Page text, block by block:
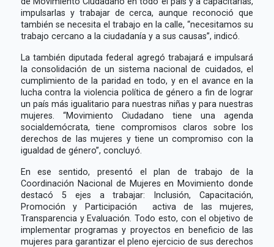
impulsarlas y trabajar de cerca, aunque reconoció que
también se necesita el trabajo en la calle, “necesitamos su
trabajo cercano a la ciudadanía y a sus causas”, indicó.
La también diputada federal agregó trabajará e impulsará
la consolidación de un sistema nacional de cuidados, el
cumplimiento de la paridad en todo, y en el avance en la
lucha contra la violencia política de género a fin de lograr
un país más igualitario para nuestras niñas y para nuestras
mujeres. “Movimiento Ciudadano tiene una agenda
socialdemócrata, tiene compromisos claros sobre los
derechos de las mujeres y tiene un compromiso con la
igualdad de género”, concluyó.
En ese sentido, presentó el plan de trabajo de la
Coordinación Nacional de Mujeres en Movimiento donde
destacó 5 ejes a trabajar: Inclusión, Capacitación,
Promoción y Participación activa de las mujeres,
Transparencia y Evaluación. Todo esto, con el objetivo de
implementar programas y proyectos en beneficio de las
mujeres para garantizar el pleno ejercicio de sus derechos